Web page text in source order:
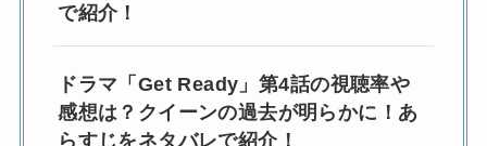
で紹介！
ドラマ「Get Ready」第4話の視聴率や
感想は？クイーンの過去が明らかに！あ
らすじをネタバレで紹介！